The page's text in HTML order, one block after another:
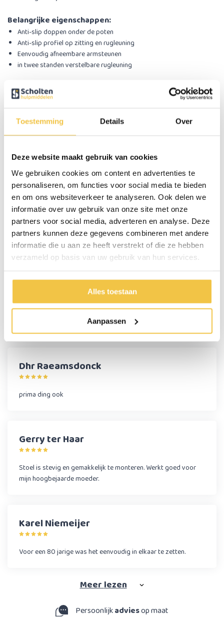
Toestemming Details Over
Deze website maakt gebruik van cookies
We gebruiken cookies om content en advertenties te
personaliseren, om functies voor social media te bieden
en om ons websiteverkeer te analyseren. Ook delen we
informatie over uw gebruik van onze site met onze
partners voor social media, adverteren en analyse. Deze
partners kunnen deze gegevens combineren met andere
informatie die u aan ze heeft verstrekt of die ze hebben
verzameld op basis van uw gebruik van hun services.
Alles toestaan
Aanpassen
Belangrijke eigenschappen:
Anti-slip doppen onder de poten
Anti-slip profiel op zitting en rugleuning
Eenvoudig afneembare armsteunen
in twee standen verstelbare rugleuning
Specificaties
Zithoogte
41 - 54 cm
Zitbreedte
Zitdiepte
Maximale gewicht gebruiker
136 kg
Totaal gewicht
3,2 kg
Totale breedte (inclusief armleuningen)
57.5 cm
Totale hoogte
73 - 85 cm
Meerspecificaties
Persoonlijk advies
Start chat
Reviews (39)
Dhr Raeamsdonck
prima ding ook
Gerry ter Haar
Stoel is stevig en gemakkelijk te monteren. Werkt goed voor
mijn hoogbejaarde moeder.
Karel Niemeijer
Voor een 80 jarige was het eenvoudig in elkaar te zetten.
Meerlezen
Persoonlijkadviesop maat